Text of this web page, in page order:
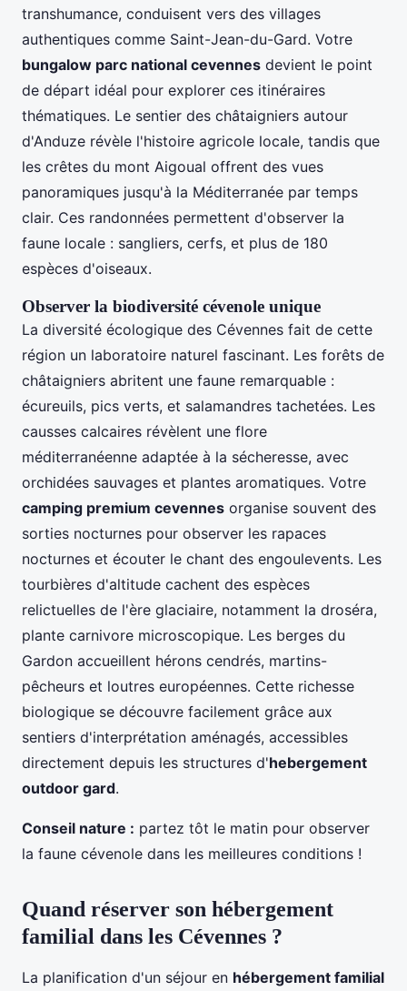
transhumance, conduisent vers des villages
authentiques comme Saint-Jean-du-Gard. Votre
bungalow parc national cevennes devient le point
de départ idéal pour explorer ces itinéraires
thématiques. Le sentier des châtaigniers autour
d'Anduze révèle l'histoire agricole locale, tandis que
les crêtes du mont Aigoual offrent des vues
panoramiques jusqu'à la Méditerranée par temps
clair. Ces randonnées permettent d'observer la
faune locale : sangliers, cerfs, et plus de 180
espèces d'oiseaux.
Observer la biodiversité cévenole unique
La diversité écologique des Cévennes fait de cette
région un laboratoire naturel fascinant. Les forêts de
châtaigniers abritent une faune remarquable :
écureuils, pics verts, et salamandres tachetées. Les
causses calcaires révèlent une flore
méditerranéenne adaptée à la sécheresse, avec
orchidées sauvages et plantes aromatiques. Votre
camping premium cevennes organise souvent des
sorties nocturnes pour observer les rapaces
nocturnes et écouter le chant des engoulevents. Les
tourbières d'altitude cachent des espèces
relictuelles de l'ère glaciaire, notamment la droséra,
plante carnivore microscopique. Les berges du
Gardon accueillent hérons cendrés, martins-
pêcheurs et loutres européennes. Cette richesse
biologique se découvre facilement grâce aux
sentiers d'interprétation aménagés, accessibles
directement depuis les structures d'hebergement
outdoor gard.
Conseil nature : partez tôt le matin pour observer
la faune cévenole dans les meilleures conditions !
Quand réserver son hébergement
familial dans les Cévennes ?
La planification d'un séjour en hébergement familial